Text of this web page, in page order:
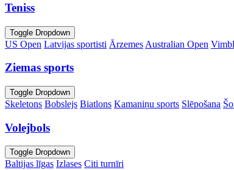
Teniss
Toggle Dropdown
US Open Latvijas sportisti Ārzemes Australian Open
Ziemas sports
Toggle Dropdown
Skeletons Bobslejs Biatlons Kamaniņu sports Slēpošana
Volejbols
Toggle Dropdown
Baltijas līgas Izlases Citi turnīri